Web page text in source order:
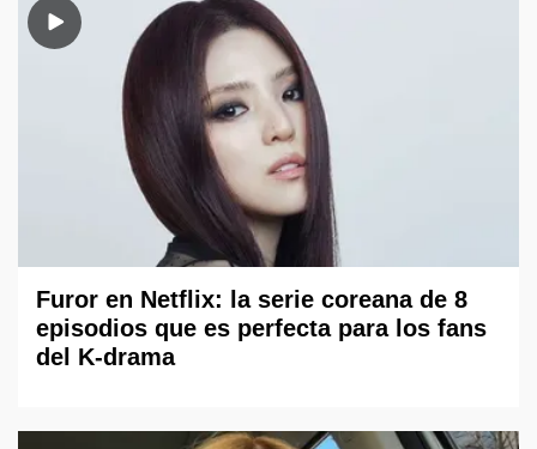
Furor en Netflix: la serie coreana de 8
episodios que es perfecta para los fans
del K-drama